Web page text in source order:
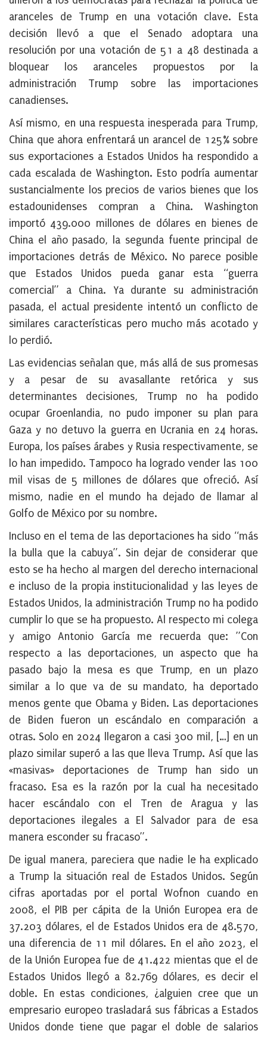
aranceles de Trump en una votación clave. Esta
decisión llevó a que el Senado adoptara una
resolución por una votación de 51 a 48 destinada a
bloquear los aranceles propuestos por la
administración Trump sobre las importaciones
canadienses.
Así mismo, en una respuesta inesperada para Trump,
China que ahora enfrentará un arancel de 125% sobre
sus exportaciones a Estados Unidos ha respondido a
cada escalada de Washington. Esto podría aumentar
sustancialmente los precios de varios bienes que los
estadounidenses compran a China. Washington
importó 439.000 millones de dólares en bienes de
China el año pasado, la segunda fuente principal de
importaciones detrás de México. No parece posible
que Estados Unidos pueda ganar esta “guerra
comercial” a China. Ya durante su administración
pasada, el actual presidente intentó un conflicto de
similares características pero mucho más acotado y
lo perdió.
Las evidencias señalan que, más allá de sus promesas
y a pesar de su avasallante retórica y sus
determinantes decisiones, Trump no ha podido
ocupar Groenlandia, no pudo imponer su plan para
Gaza y no detuvo la guerra en Ucrania en 24 horas.
Europa, los países árabes y Rusia respectivamente, se
lo han impedido. Tampoco ha logrado vender las 100
mil visas de 5 millones de dólares que ofreció. Así
mismo, nadie en el mundo ha dejado de llamar al
Golfo de México por su nombre.
Incluso en el tema de las deportaciones ha sido “más
la bulla que la cabuya”. Sin dejar de considerar que
esto se ha hecho al margen del derecho internacional
e incluso de la propia institucionalidad y las leyes de
Estados Unidos, la administración Trump no ha podido
cumplir lo que se ha propuesto. Al respecto mi colega
y amigo Antonio García me recuerda que: ”Con
respecto a las deportaciones, un aspecto que ha
pasado bajo la mesa es que Trump, en un plazo
similar a lo que va de su mandato, ha deportado
menos gente que Obama y Biden. Las deportaciones
de Biden fueron un escándalo en comparación a
otras. Solo en 2024 llegaron a casi 300 mil, […] en un
plazo similar superó a las que lleva Trump. Así que las
«masivas» deportaciones de Trump han sido un
fracaso. Esa es la razón por la cual ha necesitado
hacer escándalo con el Tren de Aragua y las
deportaciones ilegales a El Salvador para de esa
manera esconder su fracaso”.
De igual manera, pareciera que nadie le ha explicado
a Trump la situación real de Estados Unidos. Según
cifras aportadas por el portal Wofnon cuando en
2008, el PIB per cápita de la Unión Europea era de
37.203 dólares, el de Estados Unidos era de 48.570,
una diferencia de 11 mil dólares. En el año 2023, el
de la Unión Europea fue de 41.422 mientas que el de
Estados Unidos llegó a 82.769 dólares, es decir el
doble. En estas condiciones, ¿alguien cree que un
empresario europeo trasladará sus fábricas a Estados
Unidos donde tiene que pagar el doble de salarios